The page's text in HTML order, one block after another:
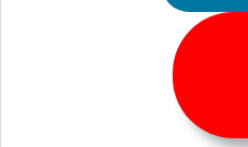
điểm
nhanh,